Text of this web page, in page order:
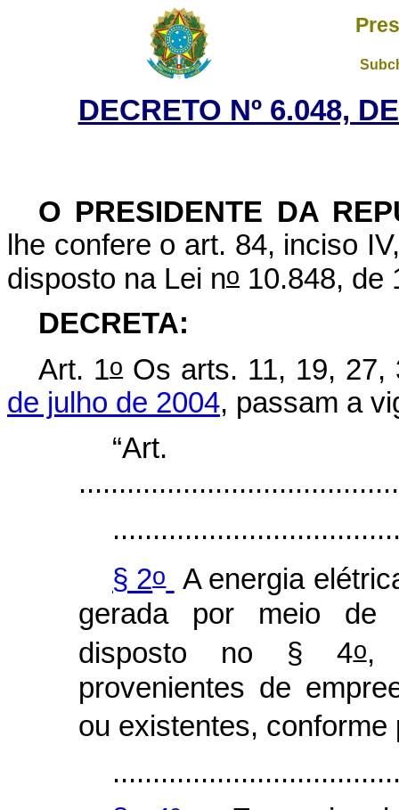
DECRETO Nº 6.048,
O PRESIDENTE DA
lhe confere o art. 84, inciso
disposto na Lei no 10.848, de
DECRETA:
Art. 1o Os arts. 11, 19,
de julho de 2004, passam a
§ 2o
A energia
gerada por meio de
disposto no § 4o,
provenientes de
ou existentes, conforme